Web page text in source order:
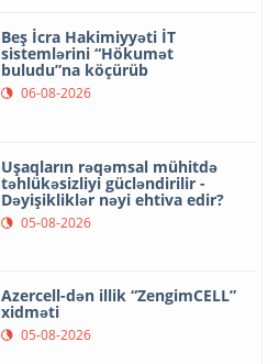
Beş İcra Hakimiyyəti İT
sistemlərini “Hökumət
buludu”na köçürüb
06-08-2026
Uşaqların rəqəmsal mühitdə
təhlükəsizliyi gücləndirilir -
Dəyişikliklər nəyi ehtiva edir?
05-08-2026
Azercell-dən illik “ZengimCELL”
xidməti
05-08-2026